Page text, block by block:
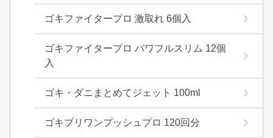
ゴキファイタープロ 激取れ 6個入
ゴキファイタープロ パワフルスリム 12個
入
ゴキ・ダニまとめてジェット 100ml
ゴキブリワンプッシュプロ 120回分